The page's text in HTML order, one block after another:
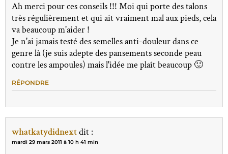
Ah merci pour ces conseils !!! Moi qui porte des talons
très régulièrement et qui ait vraiment mal aux pieds, cela
va beaucoup m'aider !
Je n'ai jamais testé des semelles anti-douleur dans ce
genre là (je suis adepte des pansements seconde peau
contre les ampoules) mais l'idée me plaît beaucoup 🙂
RÉPONDRE
whatkatydidnextdit :
mardi 29 mars 2011 à 10 h 41 min